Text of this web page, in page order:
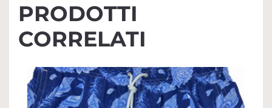
PRODOTTI
CORRELATI